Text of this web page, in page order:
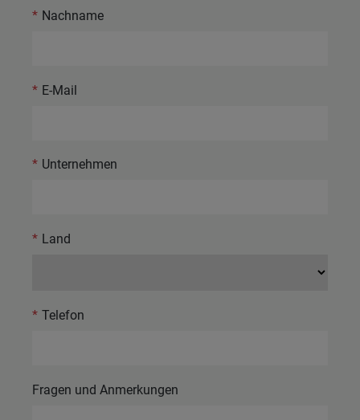
* Nachname
* E-Mail
* Unternehmen
* Land
* Telefon
Fragen und Anmerkungen